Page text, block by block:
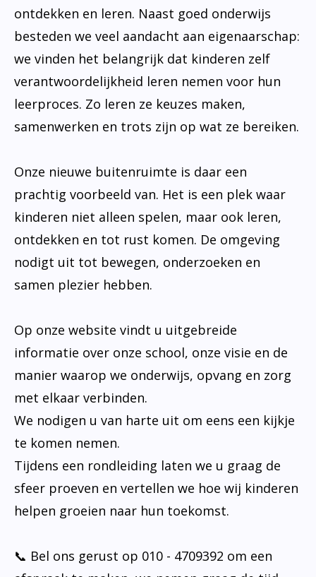
ontdekken en leren. Naast goed onderwijs
besteden we veel aandacht aan eigenaarschap:
we vinden het belangrijk dat kinderen zelf
verantwoordelijkheid leren nemen voor hun
leerproces. Zo leren ze keuzes maken,
samenwerken en trots zijn op wat ze bereiken.
Onze nieuwe buitenruimte is daar een
prachtig voorbeeld van. Het is een plek waar
kinderen niet alleen spelen, maar ook leren,
ontdekken en tot rust komen. De omgeving
nodigt uit tot bewegen, onderzoeken en
samen plezier hebben.
Op onze website vindt u uitgebreide
informatie over onze school, onze visie en de
manier waarop we onderwijs, opvang en zorg
met elkaar verbinden.
We nodigen u van harte uit om eens een kijkje
te komen nemen.
Tijdens een rondleiding laten we u graag de
sfeer proeven en vertellen we hoe wij kinderen
helpen groeien naar hun toekomst.
📞 Bel ons gerust op 010 - 4709392 om een